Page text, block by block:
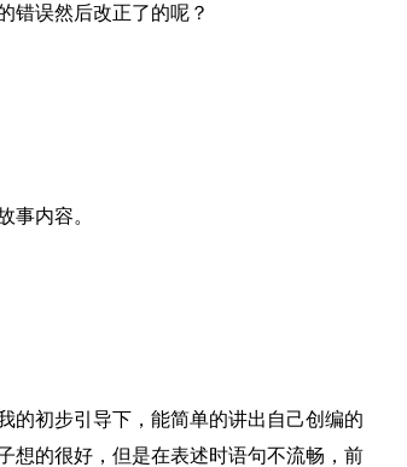
错误然后改正了的呢？
事内容。
的初步引导下，能简单的讲出自己创编的
想的很好，但是在表述时语句不流畅，前